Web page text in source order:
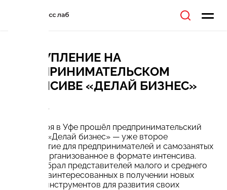
ВЫСТУПЛЕНИЕ НА
ПРЕДПРИНИМАТЕЛЬСКОМ
ИНТЕНСИВЕ «ДЕЛАЙ БИЗНЕС»
14.09.2024
13 сентября в Уфе прошёл предпринимательский
интенсив «Делай бизнес» — уже второе
мероприятие для предпринимателей и самозанятых
региона, организованное в формате интенсива.
Форум собрал представителей малого и среднего
бизнеса, заинтересованных в получении новых
знаний и инструментов для развития своих